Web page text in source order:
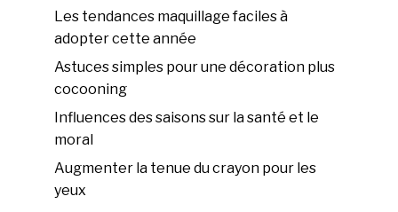
Les tendances maquillage faciles à
adopter cette année
Astuces simples pour une décoration plus
cocooning
Influences des saisons sur la santé et le
moral
Augmenter la tenue du crayon pour les
yeux